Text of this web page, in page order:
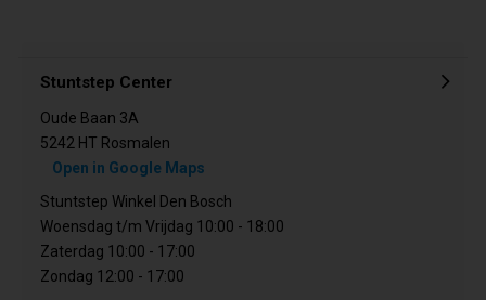
Stuntstep Center
Oude Baan 3A
5242 HT Rosmalen
Open in Google Maps
Stuntstep Winkel Den Bosch
Woensdag t/m Vrijdag 10:00 - 18:00
Zaterdag 10:00 - 17:00
Zondag 12:00 - 17:00